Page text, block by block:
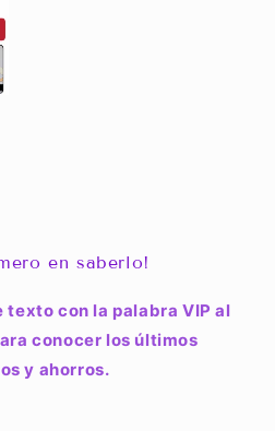
en saberlo!
texto con la palabra VIP al
conocer los últimos
y ahorros.